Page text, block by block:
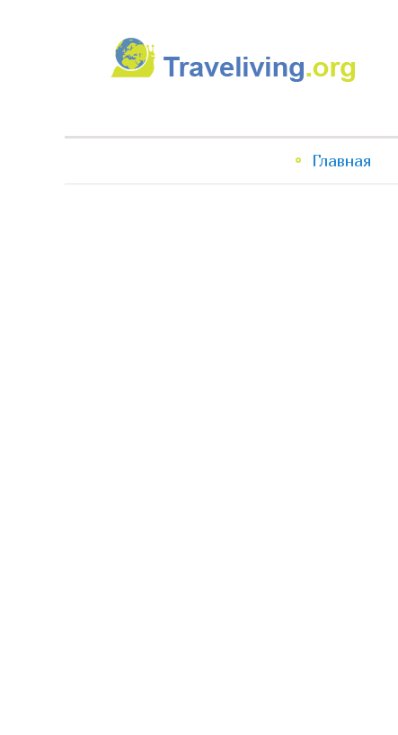
Traveliving
Главная